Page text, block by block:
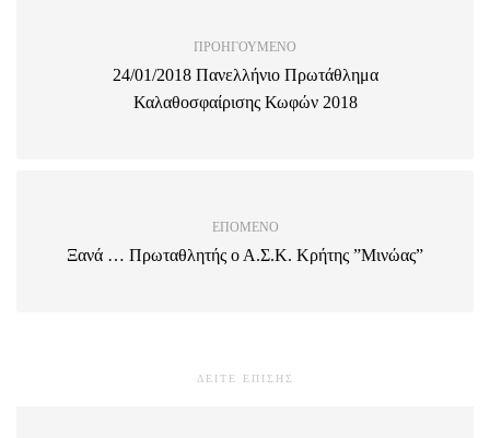
ΠΡΟΗΓΟΎΜΕΝΟ
24/01/2018 Πανελλήνιο Πρωτάθλημα
Καλαθοσφαίρισης Κωφών 2018
ΕΠΌΜΕΝΟ
Ξανά … Πρωταθλητής ο Α.Σ.Κ. Κρήτης ”Μινώας”
ΔΕΙΤΕ ΕΠΙΣΗΣ